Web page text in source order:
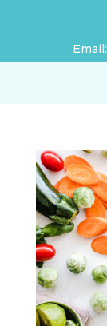
Email: